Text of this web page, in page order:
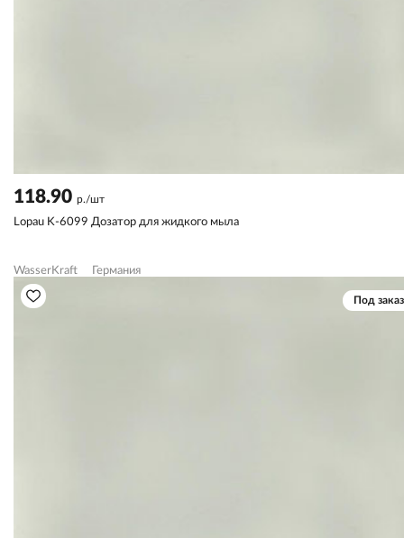
118.90 р./шт
Lopau K-6099 Дозатор для жидкого мыла
WasserKraft Германия
Под заказ